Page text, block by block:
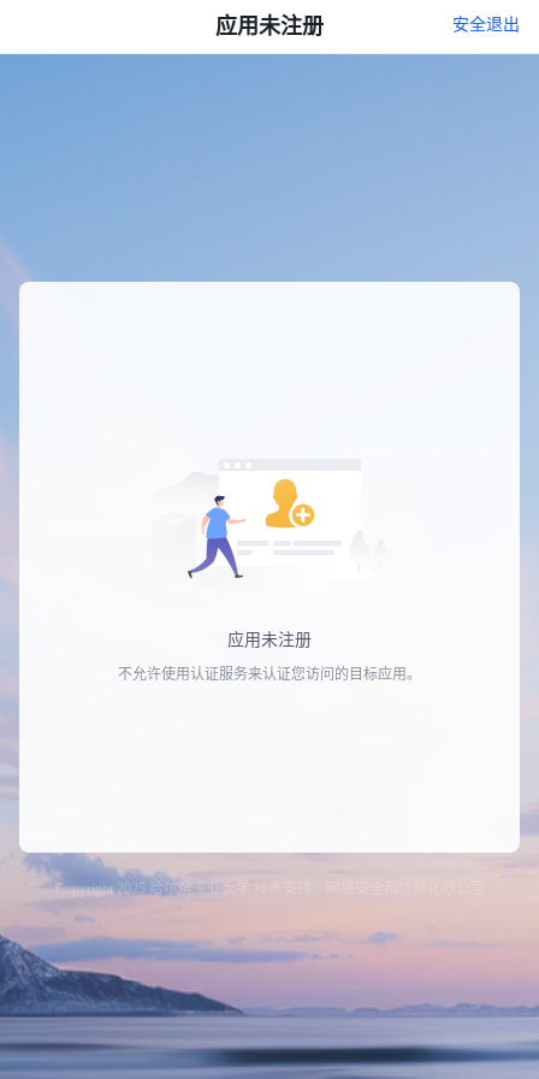
应用未注册 安全退出
应用未注册
不允许使用认证服务来认证您访问的目标应用。
Copyright 2025 哈尔滨工业大学 技术支持：网络安全和信息化办公室